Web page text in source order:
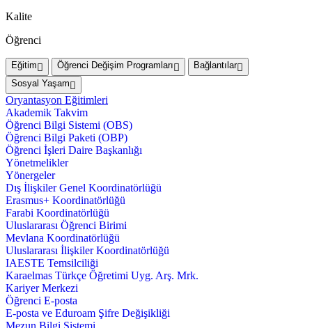
Kalite
Öğrenci
Eğitim Öğrenci Değişim Programları
Bağlantılar
Sosyal Yaşam
Oryantasyon Eğitimleri
Akademik Takvim
Öğrenci Bilgi Sistemi (OBS)
Öğrenci Bilgi Paketi (OBP)
Öğrenci İşleri Daire Başkanlığı
Yönetmelikler
Yönergeler
Dış İlişkiler Genel Koordinatörlüğü
Erasmus+ Koordinatörlüğü
Farabi Koordinatörlüğü
Uluslararası Öğrenci Birimi
Mevlana Koordinatörlüğü
Uluslararası İlişkiler Koordinatörlüğü
IAESTE Temsilciliği
Karaelmas Türkçe Öğretimi Uyg. Arş. Mrk.
Kariyer Merkezi
Öğrenci E-posta
E-posta ve Eduroam Şifre Değişikliği